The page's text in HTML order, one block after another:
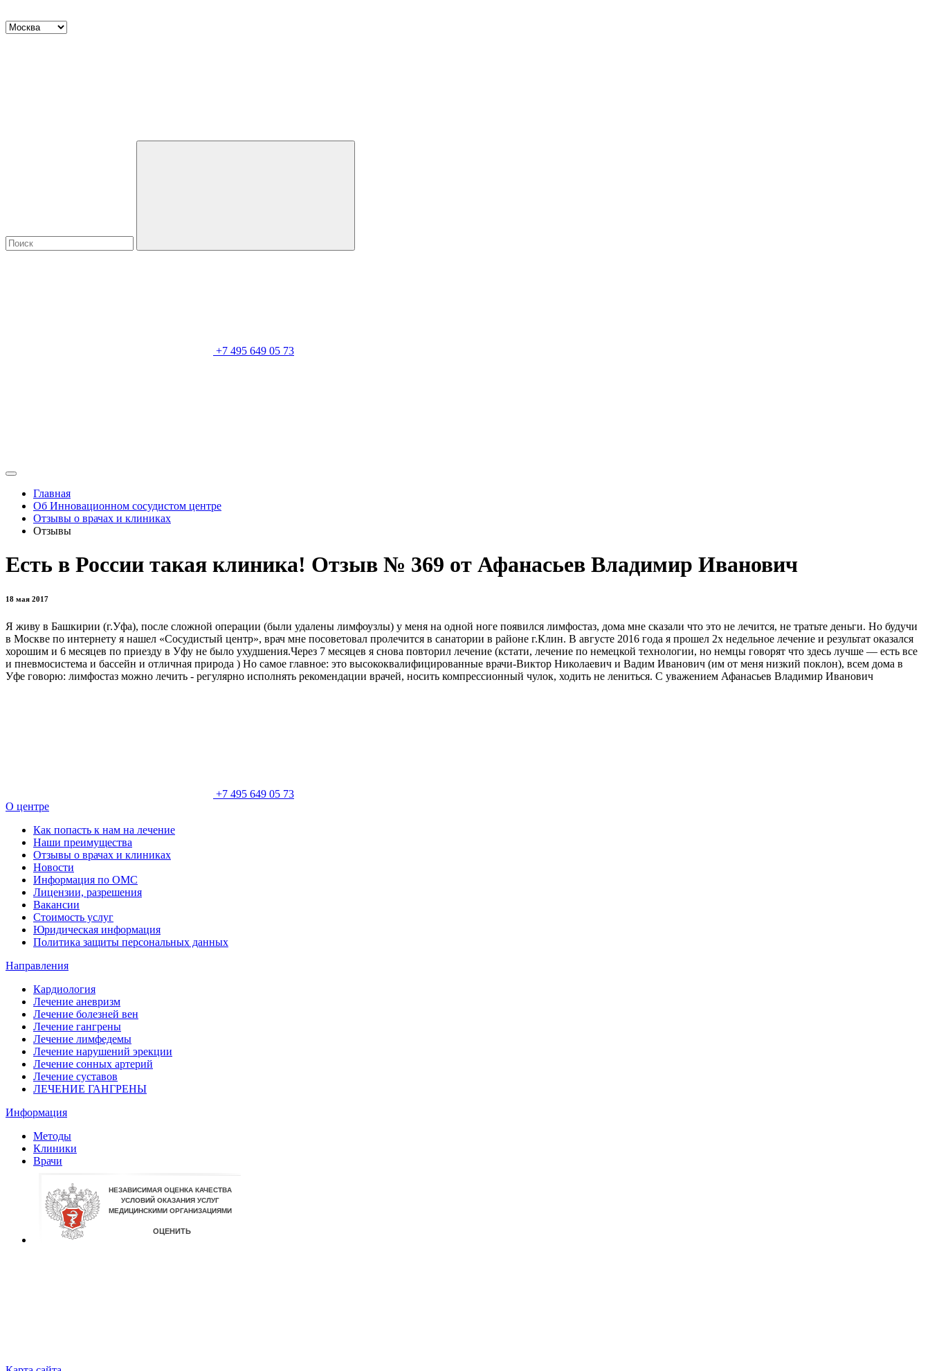
+7 495 649 05 73
Главная
Об Инновационном сосудистом центре
Отзывы о врачах и клиниках
Отзывы
Есть в России такая клиника! Отзыв № 369 от Афанасьев Владимир Иванович
18 мая 2017
Я живу в Башкирии (г.Уфа), после сложной операции (были удалены лимфоузлы) у меня на одной ноге появился лимфостаз, дома мне сказали что это не лечится, не тратьте деньги. Но будучи
в Москве по интернету я нашел «Сосудистый центр», врач мне посоветовал пролечится в санатории в районе г.Клин. В августе 2016 года я прошел 2х недельное лечение и результат оказался
хорошим и 6 месяцев по приезду в Уфу не было ухудшения.Через 7 месяцев я снова повторил лечение (кстати, лечение по немецкой технологии, но немцы говорят что здесь лучше — есть все
и пневмосистема и бассейн и отличная природа ) Но самое главное: это высококвалифицированные врачи-Виктор Николаевич и Вадим Иванович (им от меня низкий поклон), всем дома в
Уфе говорю: лимфостаз можно лечить - регулярно исполнять рекомендации врачей, носить компрессионный чулок, ходить не лениться. С уважением Афанасьев Владимир Иванович
+7 495 649 05 73
О центре
Как попасть к нам на лечение
Наши преимущества
Отзывы о врачах и клиниках
Новости
Информация по ОМС
Лицензии, разрешения
Вакансии
Стоимость услуг
Юридическая информация
Политика защиты персональных данных
Направления
Кардиология
Лечение аневризм
Лечение болезней вен
Лечение гангрены
Лечение лимфедемы
Лечение нарушений эрекции
Лечение сонных артерий
Лечение суставов
ЛЕЧЕНИЕ ГАНГРЕНЫ
Информация
Методы
Клиники
Врачи